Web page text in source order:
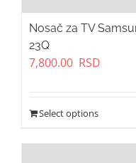
Nosač za TV
23Q
7,800.00 RSD
Select options